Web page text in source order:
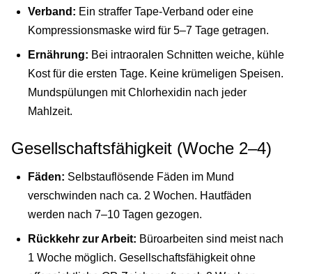
Verband: Ein straffer Tape-Verband oder eine
Kompressionsmaske wird für 5–7 Tage getragen.
Ernährung: Bei intraoralen Schnitten weiche, kühle
Kost für die ersten Tage. Keine krümeligen Speisen.
Mundspülungen mit Chlorhexidin nach jeder
Mahlzeit.
Gesellschaftsfähigkeit (Woche 2–4)
Fäden: Selbstauflösende Fäden im Mund
verschwinden nach ca. 2 Wochen. Hautfäden
werden nach 7–10 Tagen gezogen.
Rückkehr zur Arbeit: Büroarbeiten sind meist nach
1 Woche möglich. Gesellschaftsfähigkeit ohne